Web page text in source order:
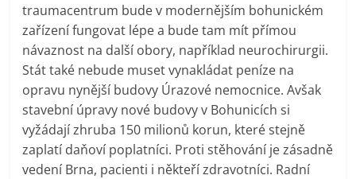
traumacentrum bude v modernějším bohunickém
zařízení fungovat lépe a bude tam mít přímou
návaznost na další obory, například neurochirurgii.
Stát také nebude muset vynakládat peníze na
opravu nynější budovy Úrazové nemocnice. Avšak
stavební úpravy nové budovy v Bohunicích si
vyžádají zhruba 150 milionů korun, které stejně
zaplatí daňoví poplatníci. Proti stěhování je zásadně
vedení Brna, pacienti i někteří zdravotníci. Radní